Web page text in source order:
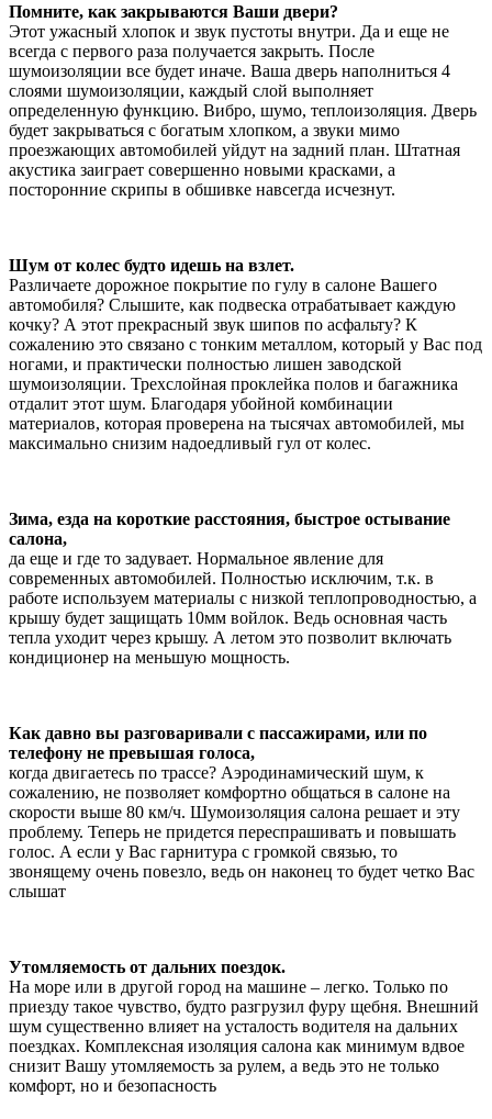
Помните, как закрываются Ваши двери?
Этот ужасный хлопок и звук пустоты внутри. Да и еще не
всегда с первого раза получается закрыть. После
шумоизоляции все будет иначе. Ваша дверь наполниться 4
слоями шумоизоляции, каждый слой выполняет
определенную функцию. Вибро, шумо, теплоизоляция. Дверь
будет закрываться с богатым хлопком, а звуки мимо
проезжающих автомобилей уйдут на задний план. Штатная
акустика заиграет совершенно новыми красками, а
посторонние скрипы в обшивке навсегда исчезнут.
Шум от колес будто идешь на взлет.
Различаете дорожное покрытие по гулу в салоне Вашего
автомобиля? Слышите, как подвеска отрабатывает каждую
кочку? А этот прекрасный звук шипов по асфальту? К
сожалению это связано с тонким металлом, который у Вас под
ногами, и практически полностью лишен заводской
шумоизоляции. Трехслойная проклейка полов и багажника
отдалит этот шум. Благодаря убойной комбинации
материалов, которая проверена на тысячах автомобилей, мы
максимально снизим надоедливый гул от колес.
Зима, езда на короткие расстояния, быстрое остывание
салона,
да еще и где то задувает. Нормальное явление для
современных автомобилей. Полностью исключим, т.к. в
работе используем материалы с низкой теплопроводностью, а
крышу будет защищать 10мм войлок. Ведь основная часть
тепла уходит через крышу. А летом это позволит включать
кондиционер на меньшую мощность.
Как давно вы разговаривали с пассажирами, или по
телефону не превышая голоса,
когда двигаетесь по трассе? Аэродинамический шум, к
сожалению, не позволяет комфортно общаться в салоне на
скорости выше 80 км/ч. Шумоизоляция салона решает и эту
проблему. Теперь не придется переспрашивать и повышать
голос. А если у Вас гарнитура с громкой связью, то
звонящему очень повезло, ведь он наконец то будет четко Вас
слышат
Утомляемость от дальних поездок.
На море или в другой город на машине – легко. Только по
приезду такое чувство, будто разгрузил фуру щебня. Внешний
шум существенно влияет на усталость водителя на дальних
поездках. Комплексная изоляция салона как минимум вдвое
снизит Вашу утомляемость за рулем, а ведь это не только
комфорт, но и безопасность